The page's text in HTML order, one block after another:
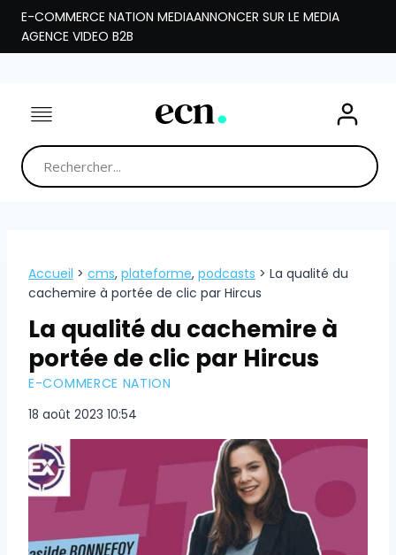
Aller
contenu
E-COMMERCE NATION MEDIAANNONCER SUR LE MEDIA
AGENCE VIDEO B2B
Accueil > cms, plateforme, podcasts > La qualité du
cachemire à portée de clic par Hircus
La qualité du cachemire à
portée de clic par Hircus
E-COMMERCE NATION
18 août 2023 10:54